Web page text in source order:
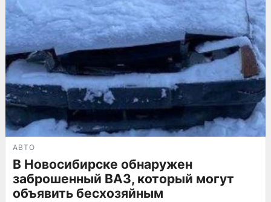
АВТО
В Новосибирске обнаружен
заброшенный ВАЗ, который могут
объявить бесхозяйным